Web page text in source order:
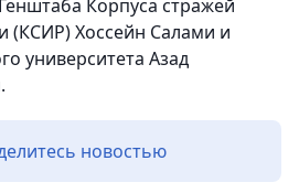
Корпуса стражей
(КСИР) Хоссейн Салами и
университета Азад
новостью